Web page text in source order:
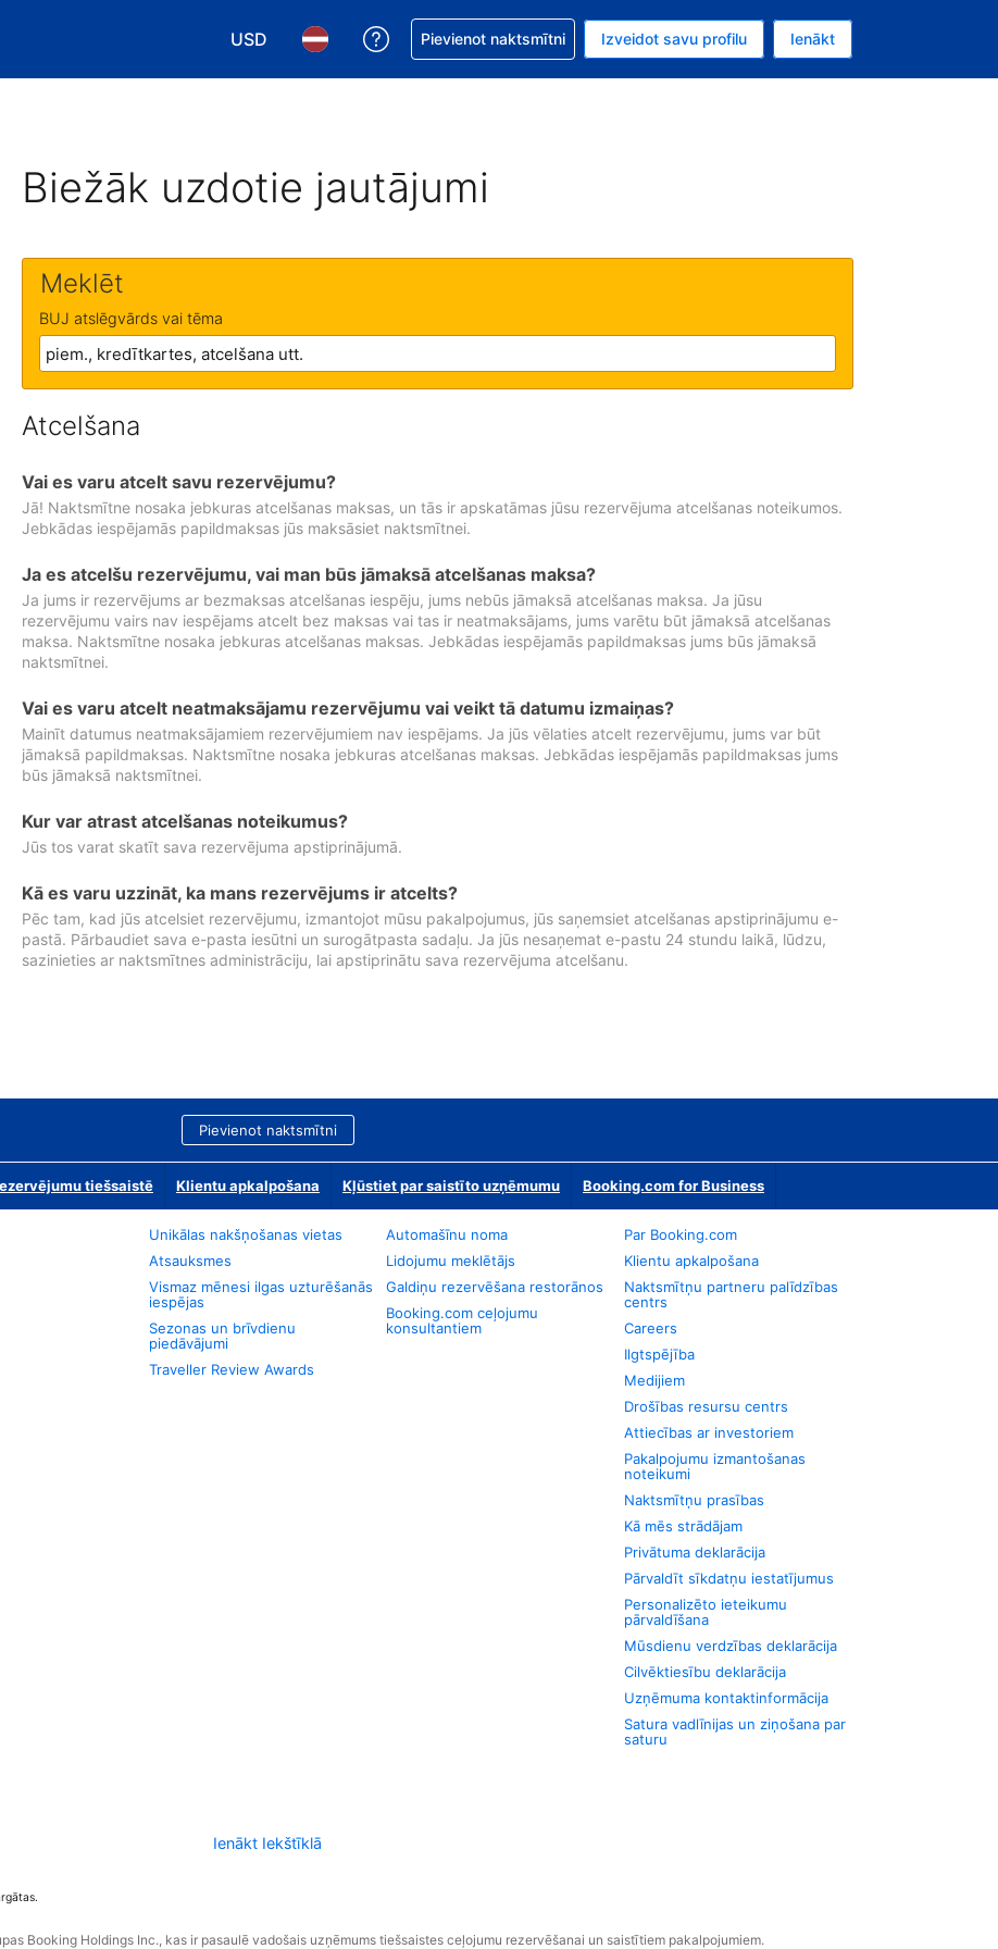
USD
Izvēlēties valūtu. Jūsu pašreizējā valūta ir ASV dolārs.
Izvēlēties valodu. Jūsu pašreizējā valoda ir Latviski.
Saņemiet palīdzību saistībā ar savu rezervējumu.
Pievienot naktsmītni Izveidot savu profilu Ienākt
Biežāk uzdotie jautājumi
Meklēt
BUJ atslēgvārds vai tēma
Atcelšana
Vai es varu atcelt savu rezervējumu?
Jā! Naktsmītne nosaka jebkuras atcelšanas maksas, un tās ir apskatāmas jūsu rezervējuma atcelšanas noteikumos.
Jebkādas iespējamās papildmaksas jūs maksāsiet naktsmītnei.
Ja es atcelšu rezervējumu, vai man būs jāmaksā atcelšanas maksa?
Ja jums ir rezervējums ar bezmaksas atcelšanas iespēju, jums nebūs jāmaksā atcelšanas maksa. Ja jūsu
rezervējumu vairs nav iespējams atcelt bez maksas vai tas ir neatmaksājams, jums varētu būt jāmaksā atcelšanas
maksa. Naktsmītne nosaka jebkuras atcelšanas maksas. Jebkādas iespējamās papildmaksas jums būs jāmaksā
naktsmītnei.
Vai es varu atcelt neatmaksājamu rezervējumu vai veikt tā datumu izmaiņas?
Mainīt datumus neatmaksājamiem rezervējumiem nav iespējams. Ja jūs vēlaties atcelt rezervējumu, jums var būt
jāmaksā papildmaksas. Naktsmītne nosaka jebkuras atcelšanas maksas. Jebkādas iespējamās papildmaksas jums
būs jāmaksā naktsmītnei.
Kur var atrast atcelšanas noteikumus?
Jūs tos varat skatīt sava rezervējuma apstiprinājumā.
Kā es varu uzzināt, ka mans rezervējums ir atcelts?
Pēc tam, kad jūs atcelsiet rezervējumu, izmantojot mūsu pakalpojumus, jūs saņemsiet atcelšanas apstiprinājumu e-
pastā. Pārbaudiet sava e-pasta iesūtni un surogātpasta sadaļu. Ja jūs nesaņemat e-pastu 24 stundu laikā, lūdzu,
sazinieties ar naktsmītnes administrāciju, lai apstiprinātu sava rezervējuma atcelšanu.
Pievienot naktsmītni
tiešsaistē Klientu apkalpošana Kļūstiet par saistīto uzņēmumu Booking.com for Business
Unikālas nakšņošanas vietas
Atsauksmes
Vismaz mēnesi ilgas uzturēšanās
iespējas
Sezonas un brīvdienu
piedāvājumi
Traveller Review Awards
Automašīnu noma
Lidojumu meklētājs
Galdiņu rezervēšana restorānos
Booking.com ceļojumu
konsultantiem
Par Booking.com
Klientu apkalpošana
Naktsmītņu partneru palīdzības
centrs
Careers
Ilgtspējība
Medijiem
Drošības resursu centrs
Attiecības ar investoriem
Pakalpojumu izmantošanas
noteikumi
Naktsmītņu prasības
Kā mēs strādājam
Privātuma deklarācija
Pārvaldīt sīkdatņu iestatījumus
Personalizēto ieteikumu
pārvaldīšana
Mūsdienu verdzības deklarācija
Cilvēktiesību deklarācija
Uzņēmuma kontaktinformācija
Satura vadlīnijas un ziņošana par
saturu
Ienākt Iekštīklā
Booking Holdings Inc., kas ir pasaulē vadošais uzņēmums tiešsaistes ceļojumu rezervēšanai un saistītiem pakalpojumiem.